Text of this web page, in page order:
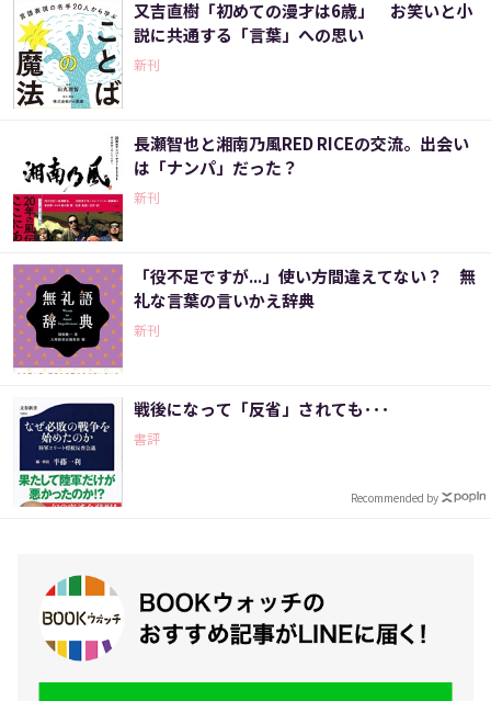
又吉直樹「初めての漫才は6歳」 お笑いと小
説に共通する「言葉」への思い
新刊
長瀬智也と湘南乃風RED RICEの交流。出会い
は「ナンパ」だった？
新刊
「役不足ですが...」使い方間違えてない？ 無
礼な言葉の言いかえ辞典
新刊
戦後になって「反省」されても･･･
書評
Recommended by